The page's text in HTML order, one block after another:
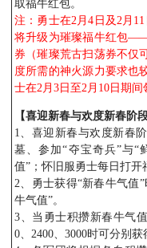
取福牛红包。
注：勇士在2月4日及2月
将升级为璀璨福牛红包
券（璀璨荒古扫荡券不仅
度所需的神火源力要求也
士在2月3日至2月10日期间
【喜迎新春与欢度新春阶段
1、喜迎新春与欢度新春
墓、参加“夺宝奇兵”与“
值”；怀旧服勇士每日打开
2、勇士获得“新春牛气值
牛气值”。
3、当勇士积攒新春牛气
0、2400、3000时可分别获